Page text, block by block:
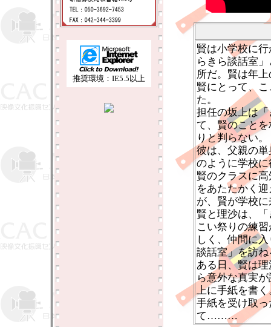
推奨環境：IE5.5以上
賢は小学校に
らきら談話室
所だ。賢は年
賢にとって、
た。
担任の坂上は
て、賢のこと
りと判らない。
彼は、父親の
のように学校
賢のクラスに
をあたたかく
が、賢が学校
賢と理沙は、
こい祭りの練
しく、仲間に
談話室」を訪
ある日、賢は
ら意外な真実
上に手紙を書く
手紙を受け取
て………